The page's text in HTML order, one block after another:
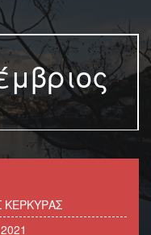
ΚΕΡΚΥΡΑΣ